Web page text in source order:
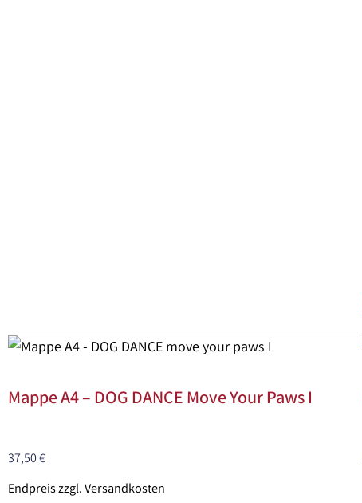
Mappe A4 – DOG DANCE Move Your Paws I
37,50€
Endpreis zzgl. Versandkosten